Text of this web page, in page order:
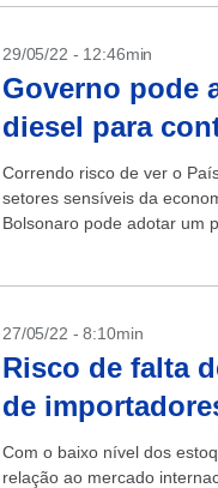
29/05/22 - 12:46min
Governo pode
diesel para
Correndo risco de ver o
setores sensíveis da
Bolsonaro pode adotar um
27/05/22 - 8:10min
Risco de falta
de
Com o baixo nível dos
relação ao mercado